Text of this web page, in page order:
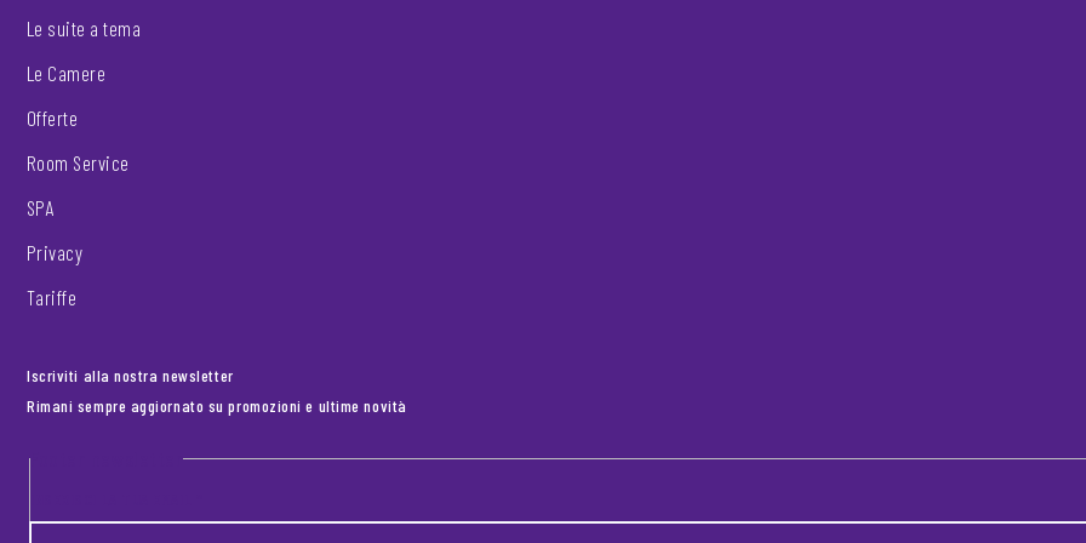
Le suite a tema
Le Camere
Offerte
Room Service
SPA
Privacy
Tariffe
Iscriviti alla nostra newsletter
Rimani sempre aggiornato su promozioni e ultime novità
Footer newsletter